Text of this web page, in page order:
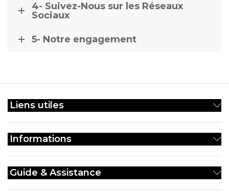
4- Suivez-Nous sur les Réseaux
Sociaux
5- Notre engagement
Liens utiles
Informations
Guide & Assistance